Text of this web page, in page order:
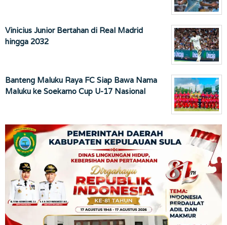
Vinicius Junior Bertahan di Real Madrid
hingga 2032
Banteng Maluku Raya FC Siap Bawa Nama
Maluku ke Soekarno Cup U-17 Nasional